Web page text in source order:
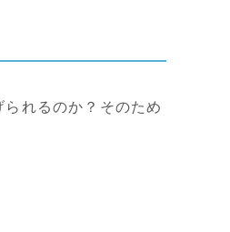
れるのか？そのため